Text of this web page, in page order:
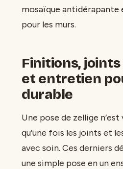
mosaïque antidérapante
pour les murs.
Finitions,
et entretien
durable
Une pose de zellige
qu’une fois les joints et
avec soin. Ces derniers
une simple pose en un